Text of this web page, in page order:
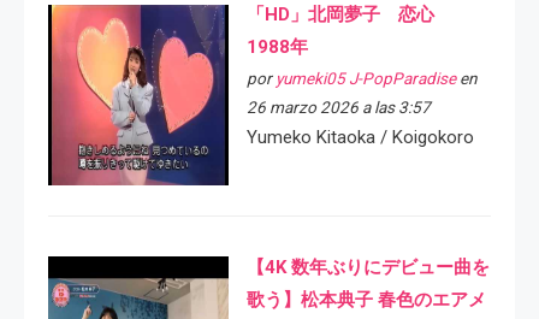
「HD」北岡夢子 恋心
1988年
por yumeki05 J-PopParadiseen
26 marzo 2026 a las 3:57
Yumeko Kitaoka / Koigokoro
【4K 数年ぶりにデビュー曲を
歌う】松本典子 春色のエアメ